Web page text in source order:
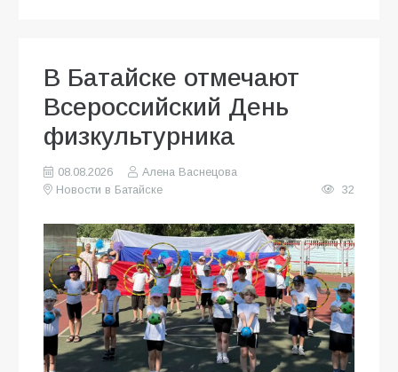
В Батайске отмечают
Всероссийский День
физкультурника
08.08.2026
Алена Васнецова
Новости в Батайске
32